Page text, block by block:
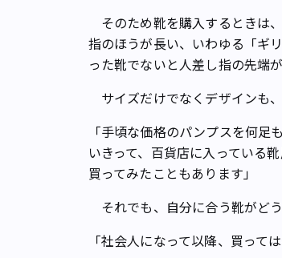
そのため靴を購入するときは
指のほうが長い、いわゆる「ギ
った靴でないと人差し指の先端
サイズだけでなくデザインも
「手頃な価格のパンプスを何
いきって、百貨店に入っている
買ってみたこともあります」
それでも、自分に合う靴がど
「社会人になって以降、買って